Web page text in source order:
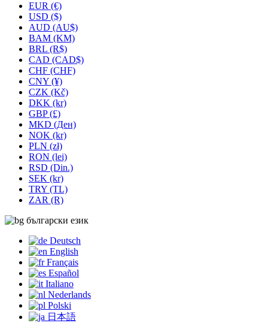
EUR (€)
USD ($)
AUD (AU$)
BAM (KM)
BRL (R$)
CAD (CAD$)
CHF (CHF)
CNY (¥)
CZK (Kč)
DKK (kr)
GBP (£)
MKD (Ден)
NOK (kr)
PLN (zł)
RON (lei)
RSD (Din.)
SEK (kr)
TRY (TL)
ZAR (R)
български език
Deutsch
English
Français
Español
Italiano
Nederlands
Polski
日本語